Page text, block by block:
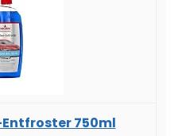
Entfroster 750ml